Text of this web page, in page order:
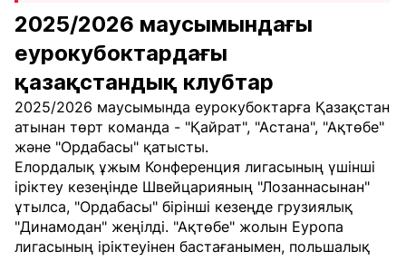
2025/2026 маусымындағы
еурокубоктардағы
қазақстандық клубтар
2025/2026 маусымында еурокубоктарға Қазақстан
атынан төрт команда - "Қайрат", "Астана", "Ақтөбе"
және "Ордабасы" қатысты.
Елордалық ұжым Конференция лигасының үшінші
іріктеу кезеңінде Швейцарияның "Лозаннасынан"
ұтылса, "Ордабасы" бірінші кезеңде грузиялық
"Динамодан" жеңілді. "Ақтөбе" жолын Еуропа
лигасының іріктеуінен бастағанымен, польшалық